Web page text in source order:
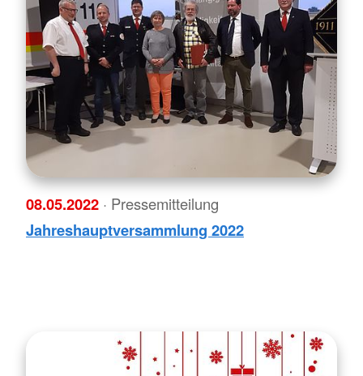
08.05.2022 · Pressemitteilung
Jahreshauptversammlung 2022